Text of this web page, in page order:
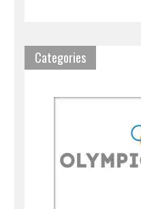
Categories